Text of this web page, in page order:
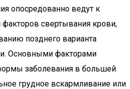
опосредованно ведут к
свертывания крови,
позднего варианта
Основными факторами
заболевания в большей
грудное вскармливание или